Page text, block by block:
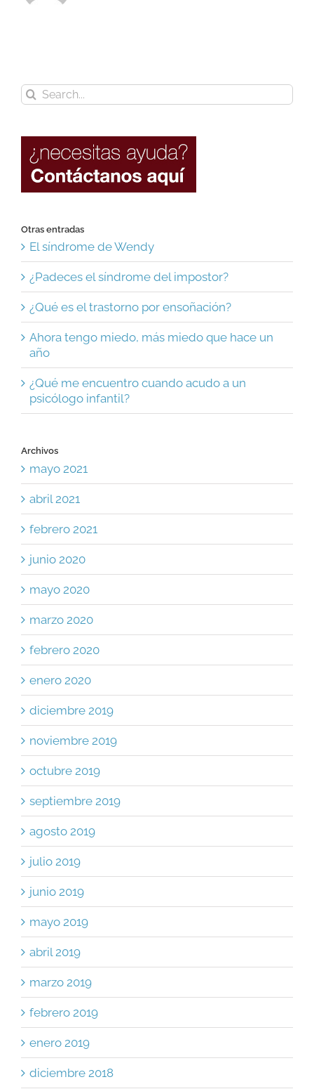
Search
for:
Otras entradas
El síndrome de Wendy
¿Padeces el síndrome del impostor?
¿Qué es el trastorno por ensoñación?
Ahora tengo miedo, más miedo que hace un
año
¿Qué me encuentro cuando acudo a un
psicólogo infantil?
Archivos
mayo 2021
abril 2021
febrero 2021
junio 2020
mayo 2020
marzo 2020
febrero 2020
enero 2020
diciembre 2019
noviembre 2019
octubre 2019
septiembre 2019
agosto 2019
julio 2019
junio 2019
mayo 2019
abril 2019
marzo 2019
febrero 2019
enero 2019
diciembre 2018